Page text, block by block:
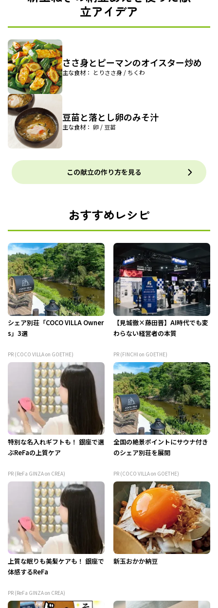
立アイデア
ささ身とピーマンのオイスター炒め
主な食材： とりささ身 / ちくわ
豆苗と落とし卵のみそ汁
主な食材： 卵 / 豆苗
この献立の作り方を見る
おすすめレシピ
シェア別荘「COCO VILLA Owner
s」3選
PR (COCO VILLA on GOETHE)
【見城徹×藤田晋】AI時代でも変
わらない経営者の本質
PR (FINCHI on GOETHE)
特別な名入れギフトも！ 銀座で選
ぶReFaの上質ケア
PR (ReFa GINZA on CREA)
全国の絶景ポイントにサウナ付き
のシェア別荘を展開
PR (COCO VILLA on GOETHE)
上質な眠りも美髪ケアも！ 銀座で
体感するReFa
PR (ReFa GINZA on CREA)
新玉おかか納豆